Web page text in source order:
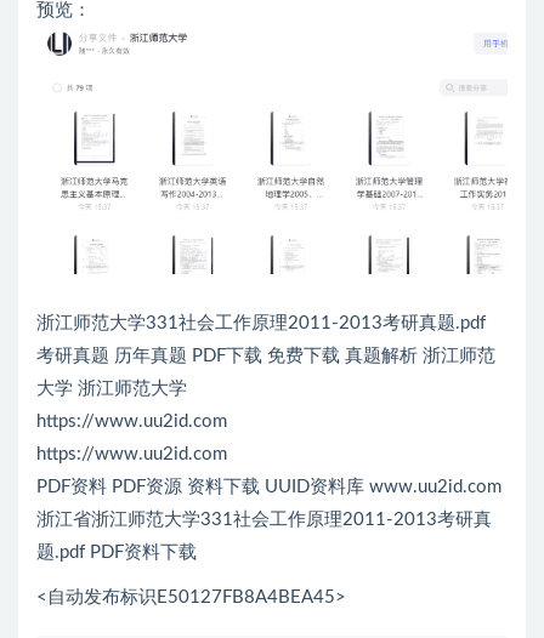
预览：
浙江师范大学331社会工作原理2011-2013考研真题.pdf
考研真题 历年真题 PDF下载 免费下载 真题解析 浙江师范
大学 浙江师范大学
https://www.uu2id.com
https://www.uu2id.com
PDF资料 PDF资源 资料下载 UUID资料库 www.uu2id.com
浙江省浙江师范大学331社会工作原理2011-2013考研真
题.pdf PDF资料下载
<自动发布标识E50127FB8A4BEA45>